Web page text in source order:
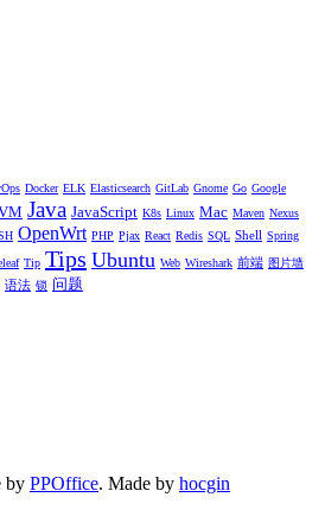
Docker ELK Elasticsearch GitLab Gnome Go Google
Java JavaScript K8s Linux Mac Maven Nexus
OpenWrt PHP Pjax React Redis SQL Shell Spring
Tip Tips Ubuntu Web Wireshark 前端 图片墙
语法 锁 问题
by PPOffice. Made by hocgin